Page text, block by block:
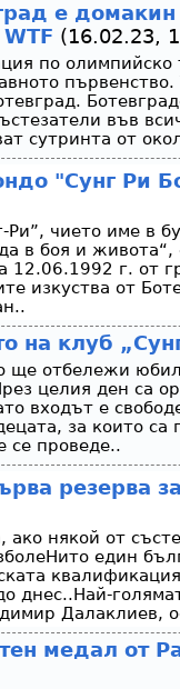
е
(16.02.23,
по олимпийско
във
сутринта от
"Сунг Ри
Ри”, чието име в
в боя и
12.06.1992 г. от
изкуства от
на клуб
ще отбележи
целия ден са
входът е
за които
се проведе..
резерва
ако някой от
един
днес..Най-
Далаклиев,
медал от